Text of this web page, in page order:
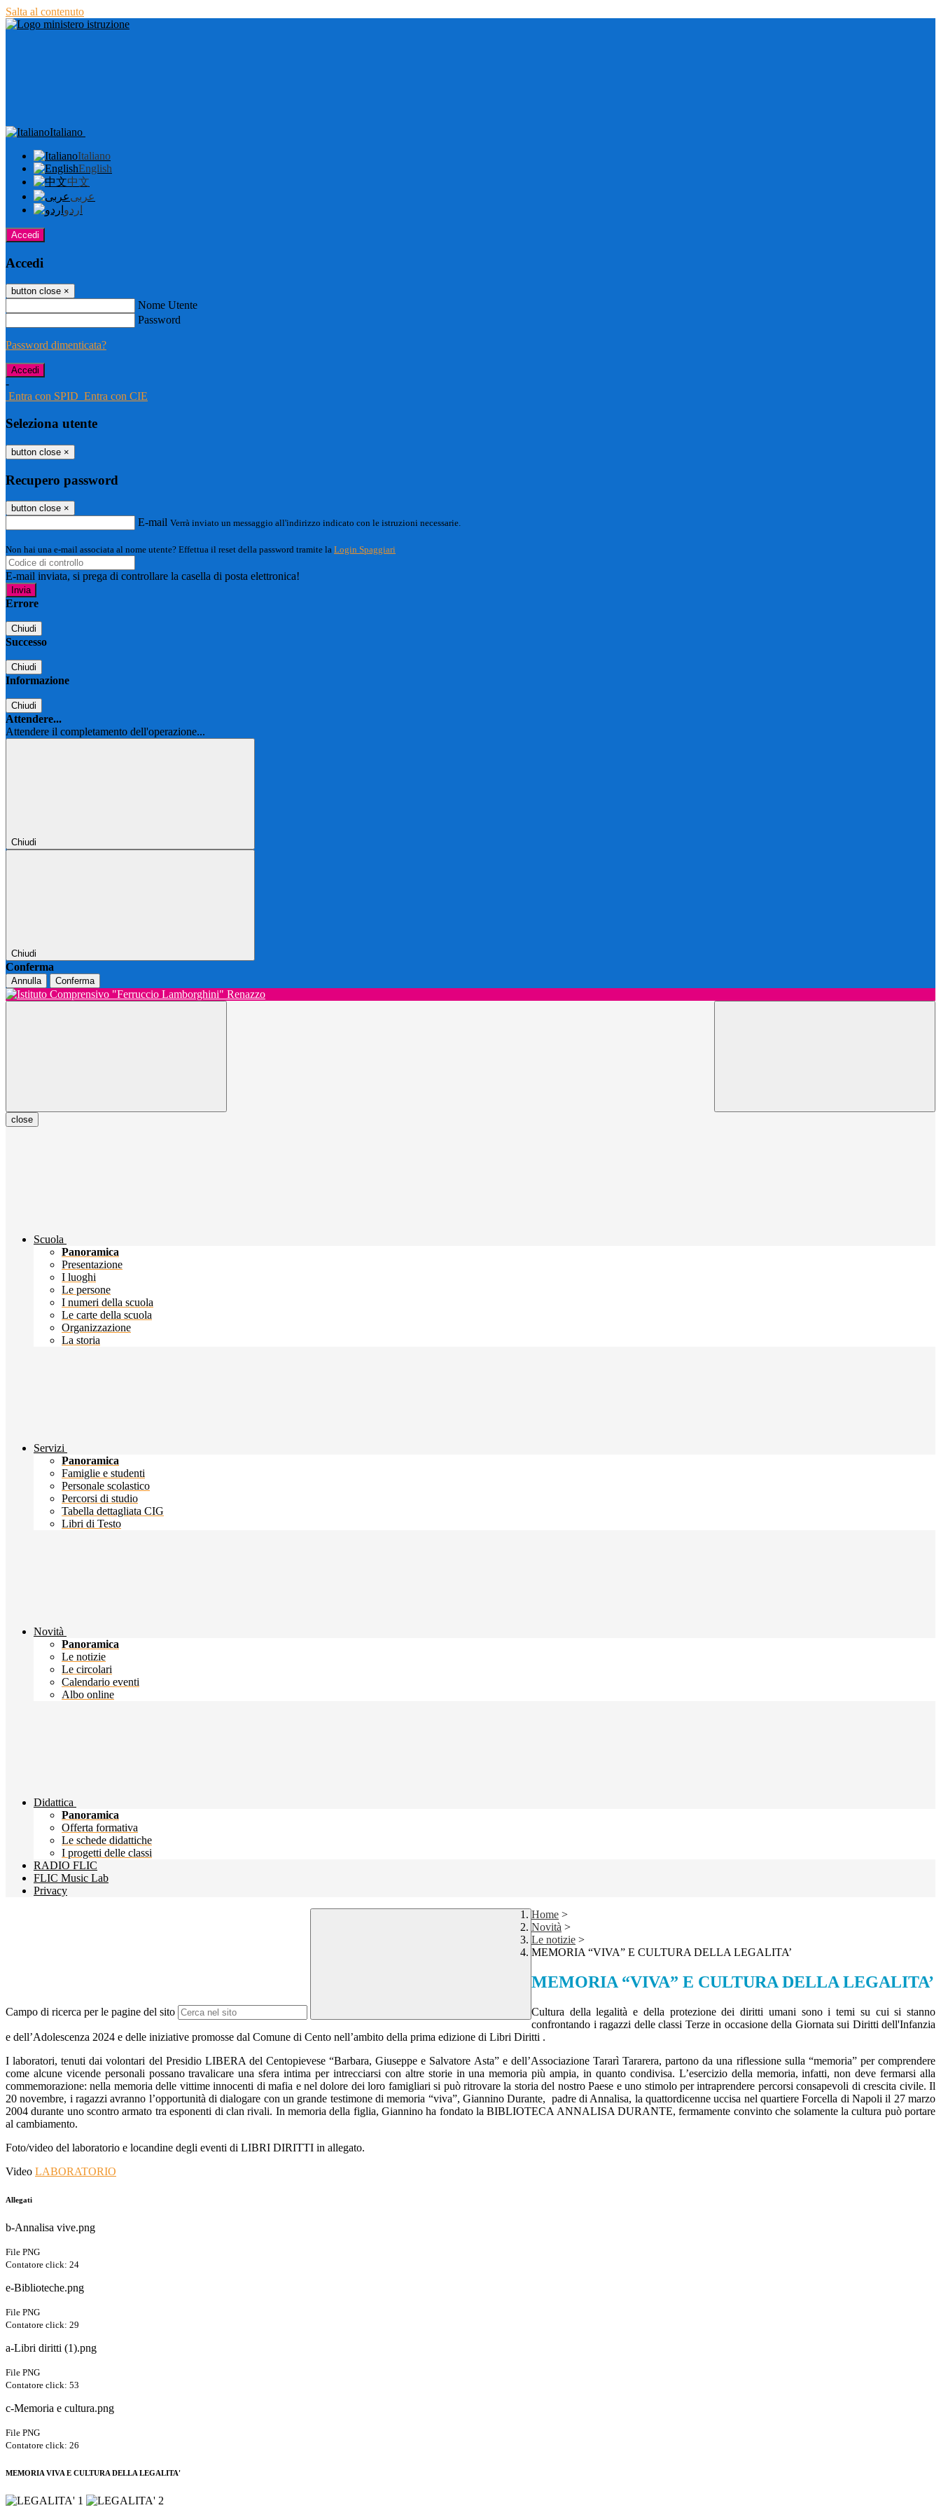
Salta al contenuto
Italiano
Italiano
English
中文
عربى
اردو
Accedi
Accedi
button close ×
Nome Utente
Password
Password dimenticata?
-
Entra con SPID Entra con CIE
Seleziona utente
button close ×
Recupero password
button close ×
E-mail Verrà inviato un messaggio all'indirizzo indicato con le istruzioni necessarie.
Non hai una e-mail associata al nome utente? Effettua il reset della password tramite la Login Spaggiari
E-mail inviata, si prega di controllare la casella di posta elettronica!
Errore
Chiudi
Successo
Chiudi
Informazione
Chiudi
Attendere...
Attendere il completamento dell'operazione...
Chiudi
Chiudi
Conferma
Annulla Conferma
close
Scuola
Panoramica
Presentazione
I luoghi
Le persone
I numeri della scuola
Le carte della scuola
Organizzazione
La storia
Servizi
Panoramica
Famiglie e studenti
Personale scolastico
Percorsi di studio
Tabella dettagliata CIG
Libri di Testo
Novità
Panoramica
Le notizie
Le circolari
Calendario eventi
Albo online
Didattica
Panoramica
Offerta formativa
Le schede didattiche
I progetti delle classi
RADIO FLIC
FLIC Music Lab
Privacy
Campo di ricerca per le pagine del sito
Home >
Novità >
Le notizie >
MEMORIA “VIVA” E CULTURA DELLA LEGALITA’
MEMORIA “VIVA” E CULTURA DELLA LEGALITA’
Cultura della legalità e della protezione dei diritti umani sono i temi su cui si stanno
confrontando i ragazzi delle classi Terze in occasione della Giornata sui Diritti dell'Infanzia
e dell’Adolescenza 2024 e delle iniziative promosse dal Comune di Cento nell’ambito della prima edizione di Libri Diritti .
I laboratori, tenuti dai volontari del Presidio LIBERA del Centopievese “Barbara, Giuseppe e Salvatore Asta” e dell’Associazione Tararì Tararera, partono da una riflessione sulla “memoria” per comprendere
come alcune vicende personali possano travalicare una sfera intima per intrecciarsi con altre storie in una memoria più ampia, in quanto condivisa. L’esercizio della memoria, infatti, non deve fermarsi alla
commemorazione: nella memoria delle vittime innocenti di mafia e nel dolore dei loro famigliari si può ritrovare la storia del nostro Paese e uno stimolo per intraprendere percorsi consapevoli di crescita civile. Il
20 novembre, i ragazzi avranno l’opportunità di dialogare con un grande testimone di memoria “viva”, Giannino Durante, padre di Annalisa, la quattordicenne uccisa nel quartiere Forcella di Napoli il 27 marzo
2004 durante uno scontro armato tra esponenti di clan rivali. In memoria della figlia, Giannino ha fondato la BIBLIOTECA ANNALISA DURANTE, fermamente convinto che solamente la cultura può portare
al cambiamento.
Foto/video del laboratorio e locandine degli eventi di LIBRI DIRITTI in allegato.
Video LABORATORIO
Allegati
b-Annalisa vive.png
File PNG
Contatore click: 24
e-Biblioteche.png
File PNG
Contatore click: 29
a-Libri diritti (1).png
File PNG
Contatore click: 53
c-Memoria e cultura.png
File PNG
Contatore click: 26
MEMORIA VIVA E CULTURA DELLA LEGALITA'